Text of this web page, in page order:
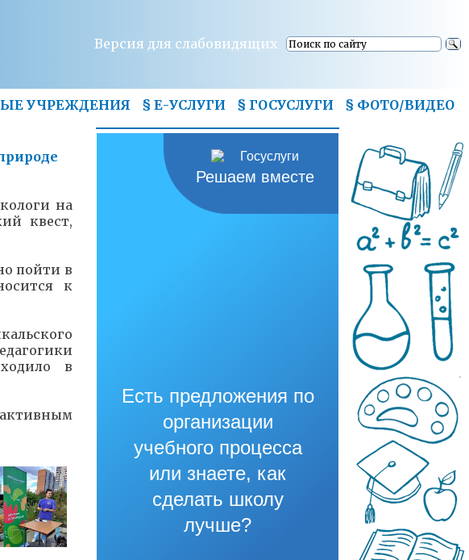
Версия для слабовидящих
УЧРЕЖДЕНИЯ § Е-УСЛУГИ § ГОСУСЛУГИ § ФОТО/ВИДЕО
на
квест,
пойти в
к
в
Решаем вместе
Есть предложения по
организации
учебного процесса
или знаете, как
сделать школу
лучше?